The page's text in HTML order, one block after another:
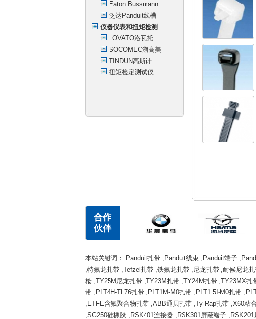
Eaton Bussmann
泛达Panduit线槽
仪器仪表和扭矩检测
LOVATO洛瓦托
SOCOMEC溯高美
TINDUN高斯计
扭矩检定测试仪
合作
伙伴
本站关键词： Panduit扎带 , Panduit线束 , Panduit端子 ,
,特氟龙扎带 ,Tefzel扎带 ,铁氟龙扎带 ,尼龙扎带 ,耐候尼龙
枪 ,TY25M尼龙扎带 ,TY23M扎带 ,TY24M扎带 ,TY23MX扎
带 , PLT4H-TL76扎带 , PLT1M-M0扎带 , PLT1.5I-M0扎带 ,
, ETFE含氟聚合物扎带 ,ABB通贝扎带 ,Ty-Rap扎带 ,X60粘
,SG250硅橡胶 , RSK401连接器 , RSK301屏蔽端子 ,